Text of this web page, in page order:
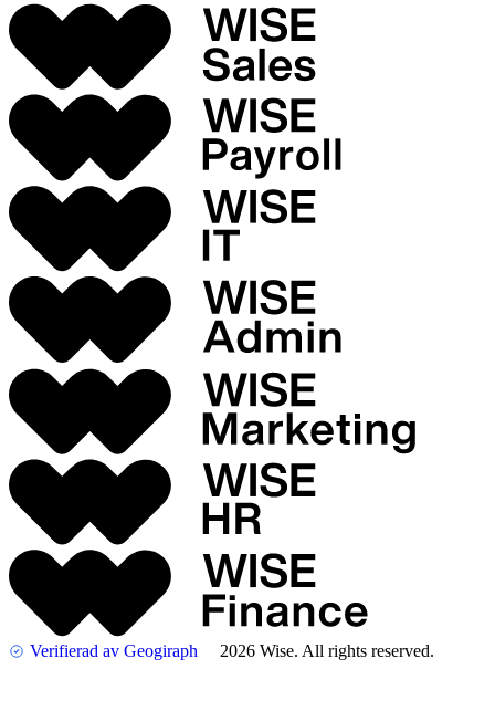
Verifierad av Geogiraph 2026 Wise. All rights reserved.